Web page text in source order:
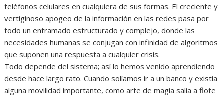
teléfonos celulares en cualquiera de sus formas. El creciente y
vertiginoso apogeo de la información en las redes pasa por
todo un entramado estructurado y complejo, donde las
necesidades humanas se conjugan con infinidad de algoritmos
que suponen una respuesta a cualquier crisis.
Todo depende del sistema; así lo hemos venido aprendiendo
desde hace largo rato. Cuando solíamos ir a un banco y existía
alguna movilidad importante, como arte de magia salía a flote